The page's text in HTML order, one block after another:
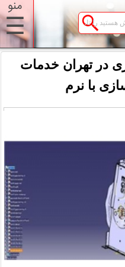
منو
☰
در تهران خدمات
با نرم